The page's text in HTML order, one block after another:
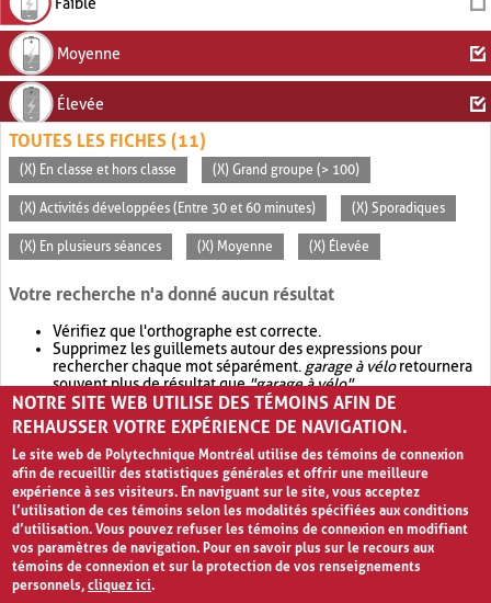
Moyenne
Élevée
TOUTES LES FICHES (11)
(X) En classe et hors classe (X) Grand groupe (> 100)
(X) Activités développées (Entre 30 et 60 minutes) (X) Sporadiques
(X) En plusieurs séances (X) Moyenne (X) Élevée
Votre recherche n'a donné aucun résultat
Vérifiez que l'orthographe est correcte.
Supprimez les guillemets autour des expressions pour
rechercher chaque mot séparément. garage à véloretournera
souvent plus de résultat que"garage à vélo".
Envisagez d'élargir votre recherche avec OR.garage OR vélo
retournera souvent plus de résultat quegarage à vélo
NOTRE SITE WEB UTILISE DES TÉMOINS AFIN DE
REHAUSSER VOTRE EXPÉRIENCE DE NAVIGATION.
Le site web de Polytechnique Montréal utilise des témoins de connexion
afin de recueillir des statistiques générales et offrir une meilleure
expérience à ses visiteurs. En naviguant sur le site, vous acceptez
l’utilisation de ces témoins selon les modalités spécifiées aux conditions
d’utilisation. Vous pouvez refuser les témoins de connexion en modifiant
vos paramètres de navigation. Pour en savoir plus sur le recours aux
témoins de connexion et sur la protection de vos renseignements
personnels,cliquez ici.